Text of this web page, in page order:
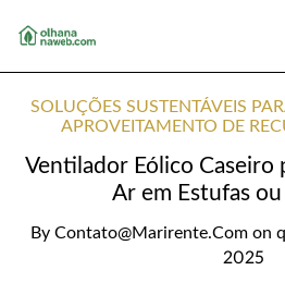
SOLUÇÕES SUSTENTÁVEIS
APROVEITAMENTO DE
Ventilador Eólico Caseiro
Ar em Estufas ou
By Contato@marirente.com on
2025